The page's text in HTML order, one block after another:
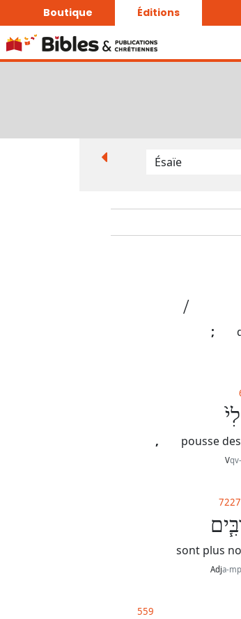
Boutique Éditions
La
Le
;
/
pousse
V
,
7227
sont plus
Adja-
559